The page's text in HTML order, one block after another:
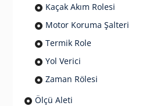
Kaçak Akım Rolesi
Motor Koruma Şalteri
Termik Role
Yol Verici
Zaman Rölesi
Ölçü Aleti